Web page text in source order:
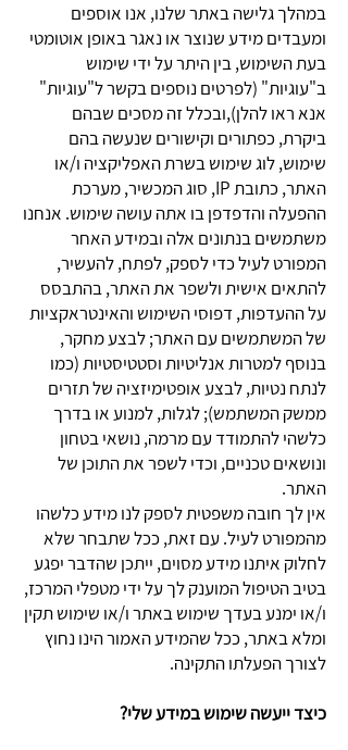
במהלך גלישה באתר שלנו, אנו אוספים
ומעבדים מידע שנוצר או נאגר באופן אוטומטי
בעת השימוש, בין היתר על ידי שימוש
ב"עוגיות" (לפרטים נוספים בקשר ל"עוגיות"
אנא ראו להלן),ובכלל זה מסכים שבהם
ביקרת, כפתורים וקישורים שנעשה בהם
שימוש, לוג שימוש בשרת האפליקציה ו/או
האתר, כתובת IP, סוג המכשיר, מערכת
ההפעלה והדפדפן בו אתה עושה שימוש. אנחנו
משתמשים בנתונים אלה ובמידע האחר
המפורט לעיל כדי לספק, לפתח, להעשיר,
להתאים אישית ולשפר את האתר, בהתבסס
על ההעדפות, דפוסי השימוש והאינטראקציות
של המשתמשים עם האתר; לבצע מחקר,
בנוסף למטרות אנליטיות וסטטיסטיות (כמו
לנתח נטיות, לבצע אופטימיזציה של תזרים
ממשק המשתמש); לגלות, למנוע או בדרך
כלשהי להתמודד עם מרמה, נושאי בטחון
ונושאים טכניים, וכדי לשפר את התוכן של
האתר.
אין לך חובה משפטית לספק לנו מידע כלשהו
מהמפורט לעיל. עם זאת, ככל שתבחר שלא
לחלוק איתנו מידע מסוים, ייתכן שהדבר יפגע
בטיב הטיפול המוענק לך על ידי מטפלי המרכז,
ו/או ימנע בעדך שימוש באתר ו/או שימוש תקין
ומלא באתר, ככל שהמידע האמור הינו נחוץ
לצורך הפעלתו התקינה.
כיצד ייעשה שימוש במידע שלי?